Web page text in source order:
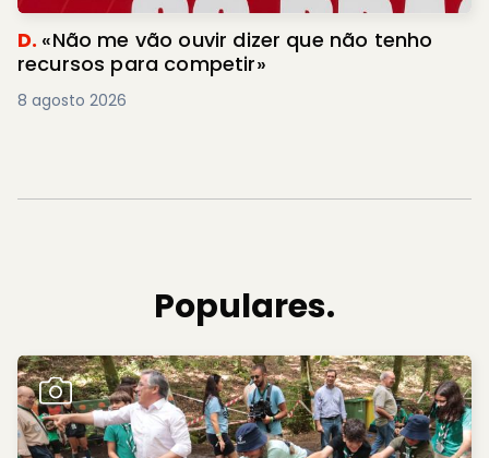
D. «Não me vão ouvir dizer que não tenho
recursos para competir»
8 agosto 2026
Populares.